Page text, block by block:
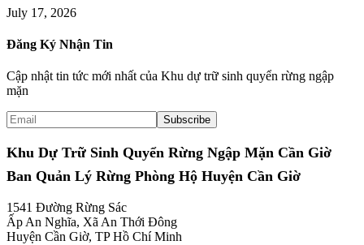
July 17, 2026
Đăng Ký Nhận Tin
Cập nhật tin tức mới nhất của Khu dự trữ sinh quyển rừng ngập
mặn
Khu Dự Trữ Sinh Quyển Rừng Ngập Mặn Cần Giờ
Ban Quản Lý Rừng Phòng Hộ Huyện Cần Giờ
1541 Đường Rừng Sác
Ấp An Nghĩa, Xã An Thới Đông
Huyện Cần Giờ, TP Hồ Chí Minh